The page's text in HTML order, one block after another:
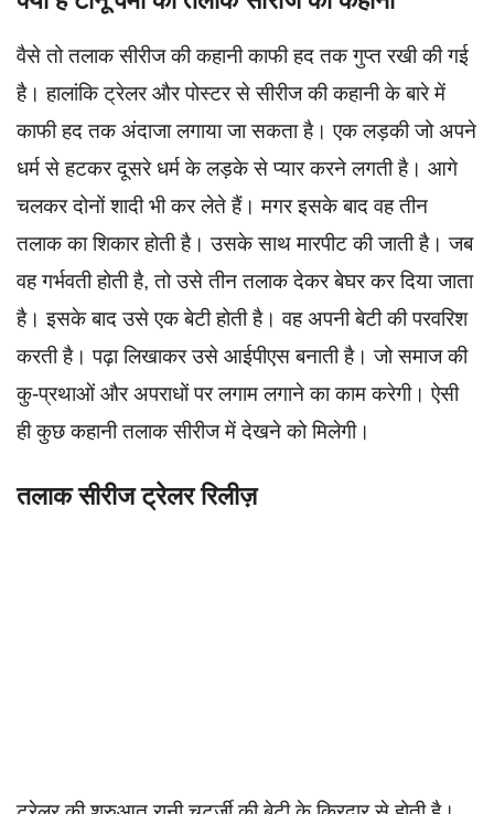
वैसे तो तलाक सीरीज की कहानी काफी हद तक गुप्त रखी की गई
है। हालांकि ट्रेलर और पोस्टर से सीरीज की कहानी के बारे में
काफी हद तक अंदाजा लगाया जा सकता है। एक लड़की जो अपने
धर्म से हटकर दूसरे धर्म के लड़के से प्यार करने लगती है। आगे
चलकर दोनों शादी भी कर लेते हैं। मगर इसके बाद वह तीन
तलाक का शिकार होती है। उसके साथ मारपीट की जाती है। जब
वह गर्भवती होती है, तो उसे तीन तलाक देकर बेघर कर दिया जाता
है। इसके बाद उसे एक बेटी होती है। वह अपनी बेटी की परवरिश
करती है। पढ़ा लिखाकर उसे आईपीएस बनाती है। जो समाज की
कु-प्रथाओं और अपराधों पर लगाम लगाने का काम करेगी। ऐसी
ही कुछ कहानी तलाक सीरीज में देखने को मिलेगी।
तलाक सीरीज ट्रेलर रिलीज़